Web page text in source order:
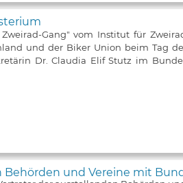
Gang" vom Institut für
und der Biker Union beim Tag
Dr. Claudia Elif Stutz im
und Vereine mit